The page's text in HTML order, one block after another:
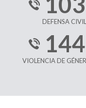
DEFENSA CIVIL
144
VIOLENCIA DE